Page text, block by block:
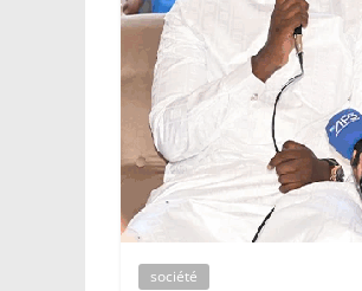
société